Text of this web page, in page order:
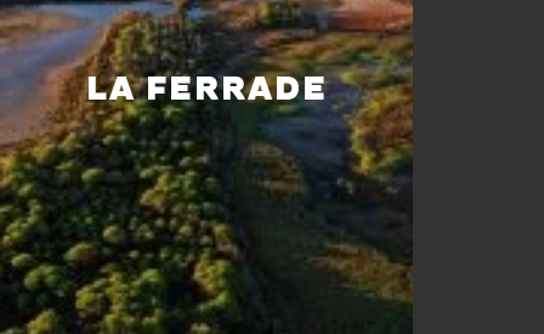
LA FERRADE